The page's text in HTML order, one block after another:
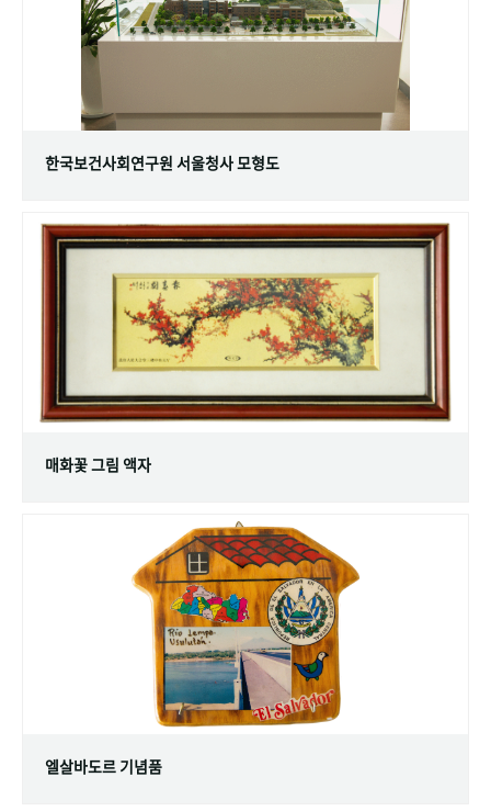
한국보건사회연구원 서울청사 모형도
매화꽃 그림 액자
엘살바도르 기념품